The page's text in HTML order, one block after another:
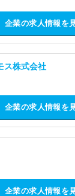
企業の求人情報を
ス株式会社
企業の求人情報を
企業の求人情報を